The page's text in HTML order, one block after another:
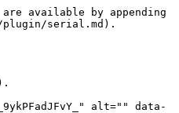
available by appending
plugin/serial.md).
alt="" data-